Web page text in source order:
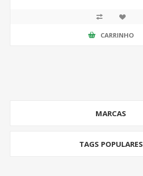
CARRINHO
MARCAS
TAGS POPULARES